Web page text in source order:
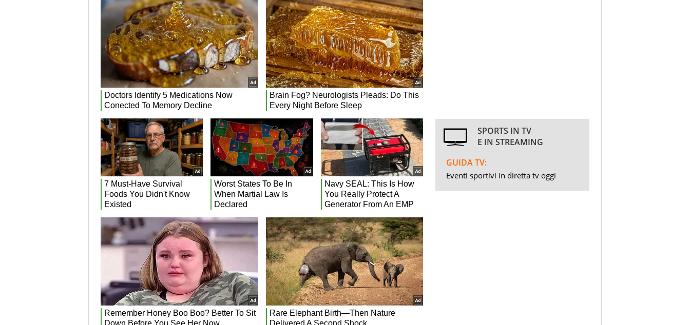
SPORTS IN TV
E IN STREAMING
GUIDA TV:
Eventi sportivi in diretta tv oggi